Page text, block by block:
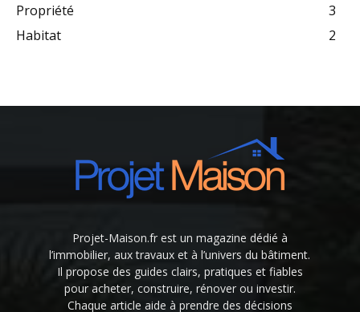
Propriété
3
Habitat
2
Projet-Maison.fr est un magazine dédié à
l’immobilier, aux travaux et à l’univers du bâtiment.
Il propose des guides clairs, pratiques et fiables
pour acheter, construire, rénover ou investir.
Chaque article aide à prendre des décisions